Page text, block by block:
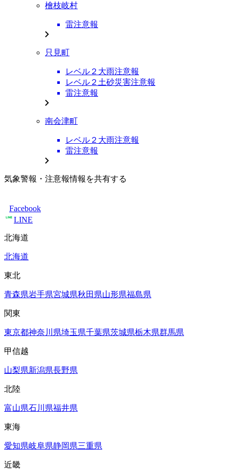
檜枝岐村
雷注意報
只見町
レベル２大雨注意報
レベル２土砂災害注意報
雷注意報
南会津町
レベル２大雨注意報
雷注意報
気象警報・注意報情報を共有する
Facebook
LINE
北海道
北海道
東北
青森県岩手県宮城県秋田県山形県福島県
関東
東京都神奈川県埼玉県千葉県茨城県栃木県群馬県
甲信越
山梨県新潟県長野県
北陸
富山県石川県福井県
東海
愛知県岐阜県静岡県三重県
近畿